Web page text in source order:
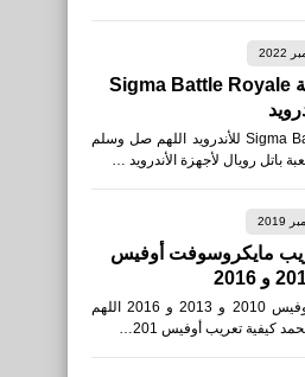
تحميل لعبة Sigma Battle Royale
تحميل لعبة Sigma Battle Royale APK للأندرويد اللهم صل وسلم
باتل رويال لأجهزة الأندرويد …
مايكروسوفت أوفيس
تحميل تعريب مايكروسوفت أوفيس 2010 و 2013 و 2016 اللهم
تعريب أوفيس 201…
تحميل لعبة دريم ليج 2025
Dream